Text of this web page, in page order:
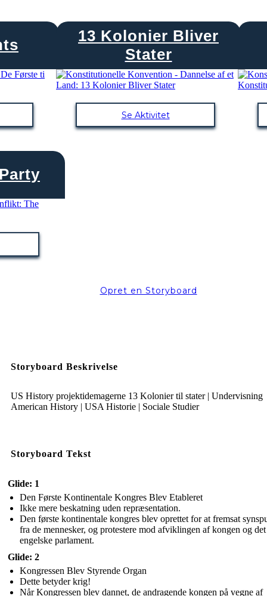
13 Kolonier Bliver
Stater
Se Aktivitet
Opret en Storyboard
Storyboard Beskrivelse
US History projektidemagerne 13 Kolonier til stater | Undervisning
American History | USA Historie | Sociale Studier
Storyboard Tekst
Glide: 1
Den Første Kontinentale Kongres Blev Etableret
Ikke mere beskatning uden repræsentation.
Den første kontinentale kongres blev oprettet for at fremsat
fra de mennesker, og protestere mod afviklingen af ​​kongen og det
engelske parlament.
Glide: 2
Kongressen Blev Styrende Organ
Dette betyder krig!
Når Kongressen blev dannet, de andragende kongen på vegne af